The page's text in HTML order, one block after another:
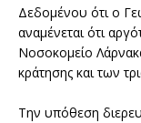
Δεδομένου ότι ο
αναμένεται ότι
Νοσοκομείο
κράτησης και των
Την υπόθεση